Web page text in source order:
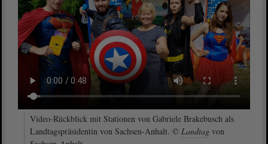
Video-Rückblick mit Stationen von Gabriele Brakebusch als
Landtagspräsidentin von Sachsen-Anhalt. © Landtag von